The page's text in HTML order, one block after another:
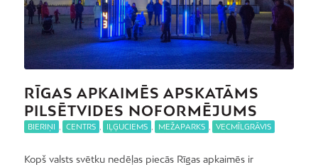
RĪGAS APKAIMĒS APSKATĀMS
PILSĒTVIDES NOFORMĒJUMS
BIERIŅI CENTRS IĻĢUCIEMS MEŽAPARKS VECMĪLGRĀVIS
Kopš valsts svētku nedēļas piecās Rīgas apkaimēs ir